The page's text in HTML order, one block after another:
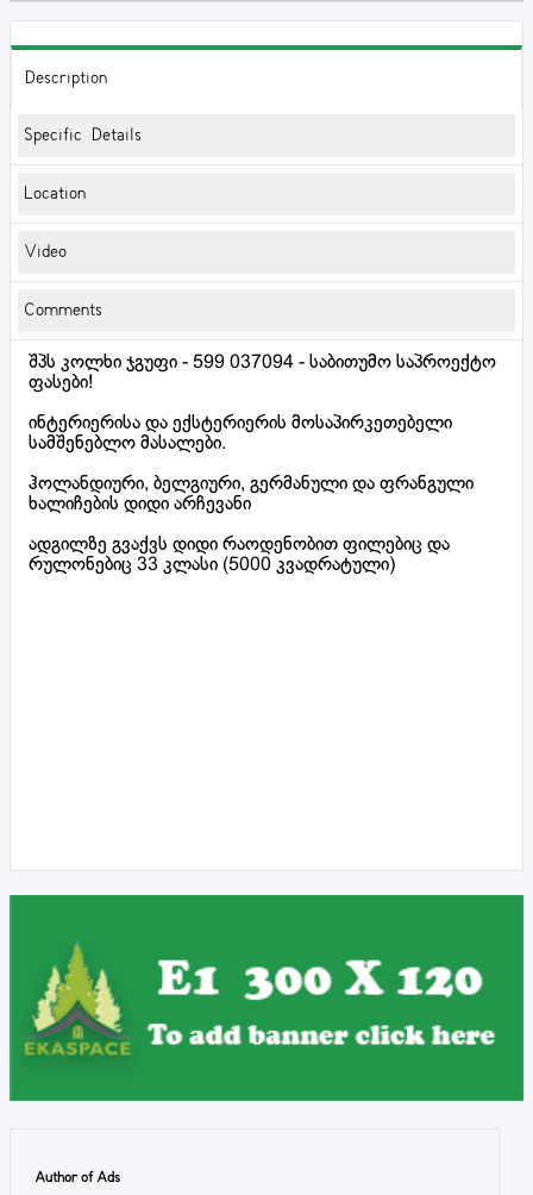
Description
Specific Details
Location
Video
Comments
შპს კოლხი ჯგუფი - 599 037094 - საბითუმო საპროექტო
ფასები!
ინტერიერისა და ექსტერიერის მოსაპირკეთებელი
სამშენებლო მასალები.
ჰოლანდიური, ბელგიური, გერმანული და ფრანგული
ხალიჩების დიდი არჩევანი
ადგილზე გვაქვს დიდი რაოდენობით ფილებიც და
რულონებიც 33 კლასი (5000 კვადრატული)
Author of Ads